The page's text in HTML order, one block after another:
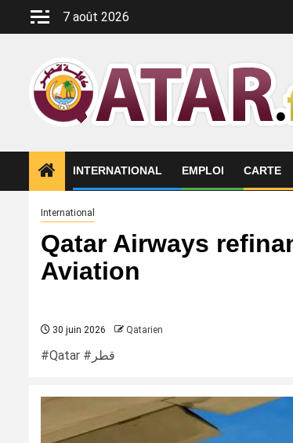
7 août 2026
INTERNATIONAL EMPLOI CARTE
International
Qatar Airways
Aviation
30 juin 2026 Qatarien
#Qatar #قطر